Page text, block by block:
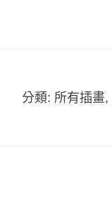
分類: 所有插畫,